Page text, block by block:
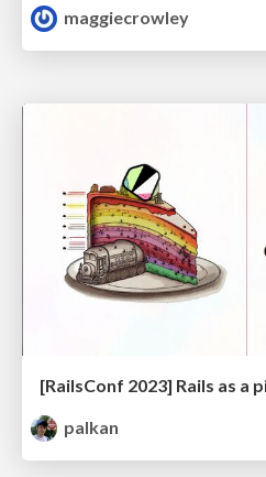
maggiecrowley
[RailsConf 2023] Rails as a
palkan